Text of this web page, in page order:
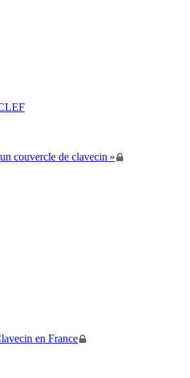
couvercle de clavecin »
en France